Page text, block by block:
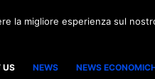
US NEWS NEWS
la migliore esperienza sul